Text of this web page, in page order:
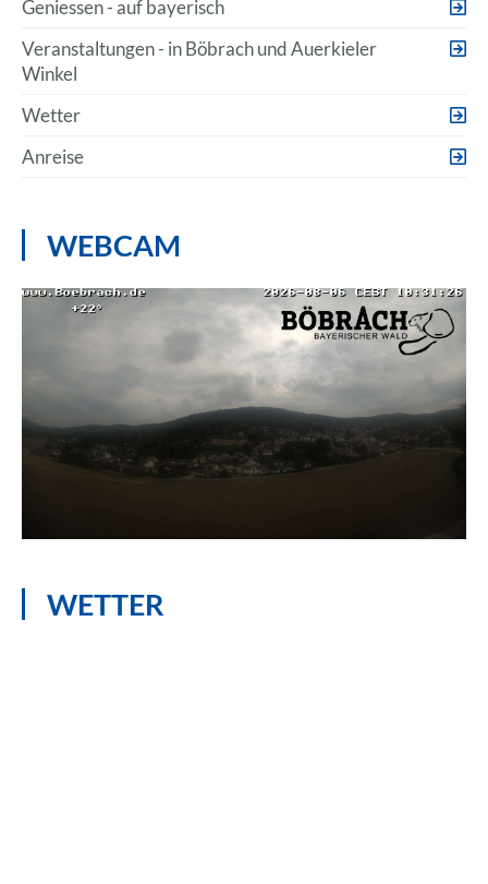
Geniessen - auf bayerisch
Veranstaltungen - in Böbrach und Auerkieler
Winkel
Wetter
Anreise
WEBCAM
WETTER